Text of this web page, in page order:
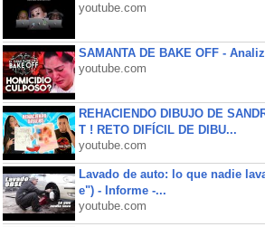
youtube.com
SAMANTA DE BAKE OFF -
youtube.com
REHACIENDO DIBUJO DE
T ! RETO DIFÍCIL DE DIBU...
youtube.com
Lavado de auto: lo que nadie
e") - Informe -...
youtube.com